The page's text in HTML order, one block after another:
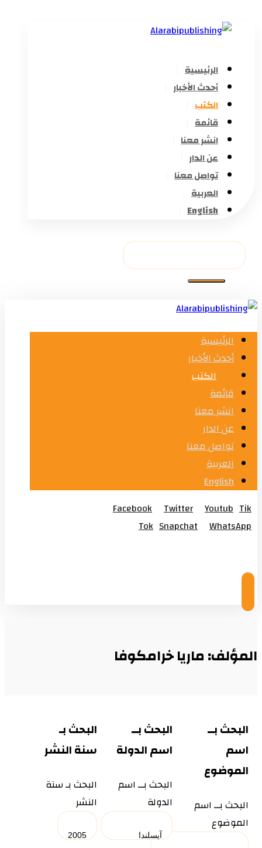
الرئيسية
أحدث الأخبار
الكتب
قائمة
انشر معنا
عن الدار
تواصل معنا
العربية
English
الرئيسية
أحدث الأخبار
الكتب
قائمة
انشر معنا
عن الدار
تواصل معنا
العربية
English
Facebook
Twitter Youtub Tik
Tok Snapchat
WhatsApp
المؤلف: ماريا خرامكوفا
البحث بــ
اسم
الموضوع
البحث بــ اسم
الموضوع
البحث بــ
اسم الدولة
البحث بــ اسم
الدولة
البحث بـ
سنة النشر
البحث بـ سنة
النشر